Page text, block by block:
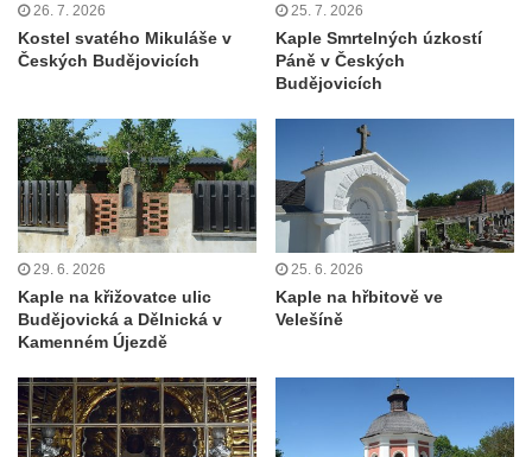
Márnice na hřbitově v Kozlech
Vesnický kostel v Reinhardtsdorfu
Protestantský (evangelicko-luterský) kostel
Crostau
Kaple Nanebevstoupení Panny Marie ve
Svitavě
Výklenková kaple Piety ve Svojkově
Kostel Nejsvětější Trojice ve Velenicích
Kostel svatého Vavřince v Okounově
Kostel Nanebevzetí Panny Marie (St. Mariä
Himmelfahrt) v Schirgiswalde
26. 7. 2026
Kostel svatého Mikuláše v
Českých Budějovicích
25. 7. 2026
Kaple Smrtelných úzkostí
Páně v Českých
Budějovicích
29. 6. 2026
Kaple na křižovatce ulic
Budějovická a Dělnická v
Kamenném Újezdě
25. 6. 2026
Kaple na hřbitově ve
Velešíně